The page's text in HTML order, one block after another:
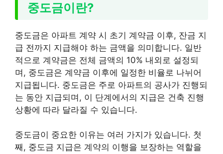
중도금이란?
중도금은 아파트 계약 시 초기 계약금 이후, 잔금 지
급 전까지 지급해야 하는 금액을 의미합니다. 일반
적으로 계약금은 전체 금액의 10% 내외로 설정되
며, 중도금은 계약금 이후에 일정한 비율로 나뉘어
지급됩니다. 중도금은 주로 아파트의 공사가 진행되
는 동안 지급되며, 이 단계에서의 지급은 건축 진행
상황에 따라 달라질 수 있습니다.
중도금이 중요한 이유는 여러 가지가 있습니다. 첫
째, 중도금 지급은 계약의 이행을 보장하는 역할을